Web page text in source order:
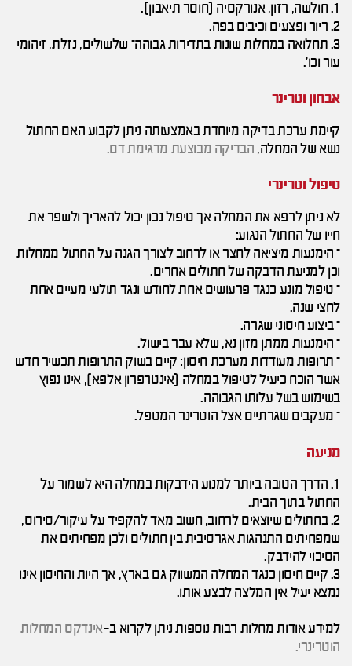
1. חולשה, רזון, אנורקסיה (חוסר תיאבון).
2. ריור ופצעים וכיבים בפה.
3. תחלואה במחלות שונות בתדירות גבוהה– שלשולים, נזלת, זיהומי
עור וכו'.
אבחון וטרינר
קיימת ערכת בדיקה מיוחדת באמצעותה ניתן לקבוע האם החתול
נשא של המחלה, הבדיקה מבוצעת מדגימת דם.
טיפול וטרינרי
לא ניתן לרפא את המחלה אך טיפול נכון יכול להאריך ולשפר את
חייו של החתול הנגוע:
– הימנעות מיציאה לחצר או לרחוב לצורך הגנה על החתול ממחלות
וכן למניעת הדבקה של חתולים אחרים.
– טיפול מונע כנגד פרעושים אחת לחודש ונגד תולעי מעיים אחת
לחצי שנה.
– ביצוע חיסוני שגרה.
– הימנעות ממתן מזון נא, שלא עבר בישול.
– תרופות מעודדות מערכת חיסון: קיים בשוק התרופות תכשיר חדש
אשר הוכח כיעיל לטיפול במחלה (אינטרפרון אלפא), אינו נפוץ
בשימוש בשל עלותו הגבוהה.
– מעקבים שגרתיים אצל הוטרינר המטפל.
מניעה
1. הדרך הטובה ביותר למנוע הידבקות במחלה היא לשמור על
החתול בתוך הבית.
2. בחתולים שיוצאים לרחוב, חשוב מאד להקפיד על עיקור/סירוס,
שמפחיתים התנהגות אגרסיבית בין חתולים ולכן מפחיתים את
הסיכוי להידבק.
3. קיים חיסון כנגד המחלה המשווק גם בארץ, אך היות והחיסון אינו
נמצא יעיל אין המלצה לבצע אותו.
למידע אודות מחלות רבות נוספות ניתן לקרוא ב-אינדקס המחלות
הוטרינרי.